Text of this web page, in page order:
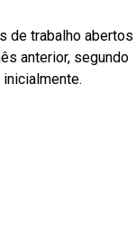
de trabalho abertos
anterior, segundo